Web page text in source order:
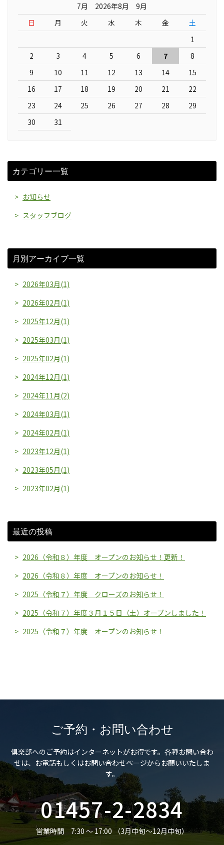
7月 2026年8月 9月
日
月 火 水 木 金
土
1
2
3 4 5 6 7
8
9
10 11 12 13 14
15
16
17 18 19 20 21
22
23
24 25 26 27 28
29
30
31
カテゴリー一覧
お知らせ
スタッフブログ
月別アーカイブ一覧
2026年03月(1)
2026年02月(1)
2025年12月(1)
2025年03月(1)
2025年02月(1)
2024年12月(1)
2024年11月(2)
2024年03月(1)
2024年02月(1)
2023年12月(1)
2023年05月(1)
2023年02月(1)
最近の投稿
2026（令和８）年度 オープンのお知らせ！更新！
2026（令和８）年度 オープンのお知らせ！
2025（令和７）年度 クローズのお知らせ！
2025（令和７）年度３月１５日（土）オープンしました！
2025（令和７）年度 オープンのお知らせ！
ご予約・お問い合わせ
倶楽部へのご予約はインターネットがお得です。 各種お問い合わ
せは、お電話もしくはお問い合わせページからお願いいたしま
す。
01457-2-2834
営業時間 7:30 ～ 17:00 （3月中旬～12月中旬）